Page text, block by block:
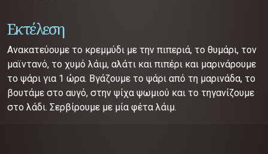
Εκτέλεση
Ανακατεύουμε το κρεμμύδι με την πιπεριά, το θυμάρι, τον
μαϊντανό, το χυμό λάιμ, αλάτι και πιπέρι και μαρινάρουμε
το ψάρι για 1 ώρα. Βγάζουμε το ψάρι από τη μαρινάδα, το
βουτάμε στο αυγό, στην ψίχα ψωμιού και το τηγανίζουμε
στο λάδι. Σερβίρουμε με μία φέτα λάιμ.